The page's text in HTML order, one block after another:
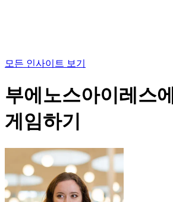
모든 인사이트 보기
부에노스아이레스
게임하기